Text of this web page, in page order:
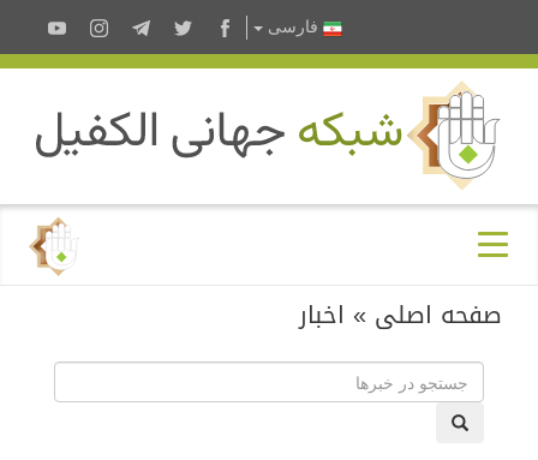
فارسى
صفحه اصلی » اخبار